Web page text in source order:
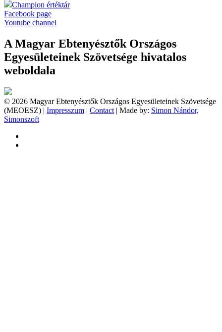
Champion értéktár
Facebook page
Youtube channel
A Magyar Ebtenyésztők Országos
Egyesületeinek Szövetsége hivatalos
weboldala
© 2026 Magyar Ebtenyésztők Országos Egyesületeinek Szövetsége
(MEOESZ) | Impresszum | Contact | Made by: Simon Nándor,
Simonszoft